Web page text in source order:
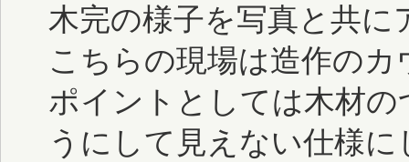
木完の様子を写真と共に
こちらの現場は造作の
ポイントとしては木材
うにして見えない仕様に